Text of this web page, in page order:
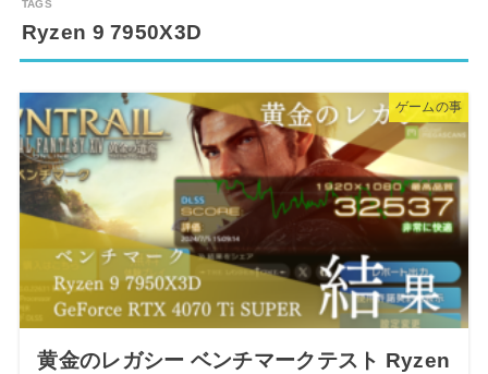
Ryzen 9 7950X3D
ゲームの事
黄金のレガシー ベンチマークテスト Ryzen